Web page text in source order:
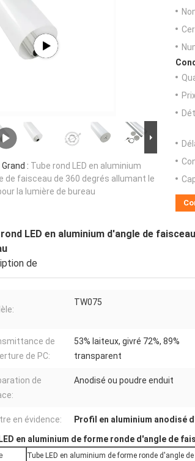
: Tube rond LED en aluminium
de faisceau de 360 degrés allumant le
la lumière de bureau
LED en aluminium d'angle de
de
TW075
de
de PC:
53% laiteux, givré 72%, 89%
transparent
de
Anodisé ou poudre enduit
en évidence: Profil en aluminium anodisé
en aluminium de forme ronde d'angle de
Tube LED en aluminium de forme ronde d'angle